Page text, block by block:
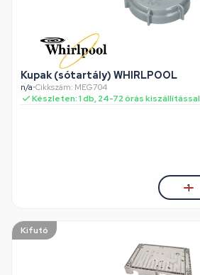
Kupak (sótartály) WHIRLPOOL
n/a•Cikkszám: MEG704
Készleten: 1 db, 24-72 órás kiszállítással
Kifutó